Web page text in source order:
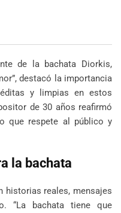
de la bachata Diorkis,
destacó la importancia
y limpias en estos
de 30 años reafirmó
que respete al público y
la bachata
historias reales, mensajes
“La bachata tiene que